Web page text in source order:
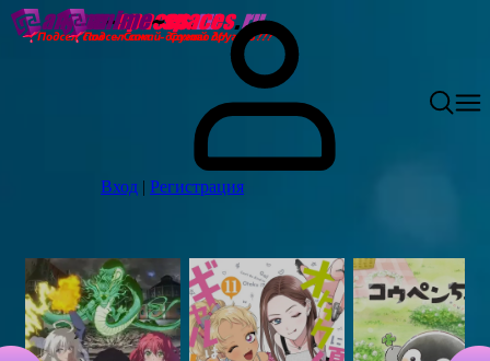
Вход | Регистрация